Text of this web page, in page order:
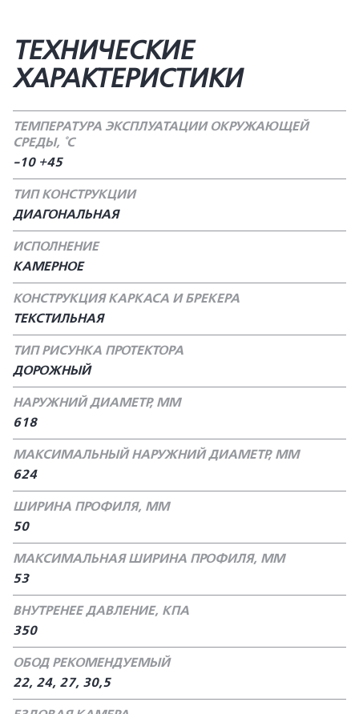
ТЕХНИЧЕСКИЕ
ХАРАКТЕРИСТИКИ
ТЕМПЕРАТУРА ЭКСПЛУАТАЦИИ ОКРУЖАЮЩЕЙ
СРЕДЫ, °С
-10 +45
ТИП КОНСТРУКЦИИ
ДИАГОНАЛЬНАЯ
ИСПОЛНЕНИЕ
КАМЕРНОЕ
КОНСТРУКЦИЯ КАРКАСА И БРЕКЕРА
ТЕКСТИЛЬНАЯ
ТИП РИСУНКА ПРОТЕКТОРА
ДОРОЖНЫЙ
НАРУЖНИЙ ДИАМЕТР, ММ
618
МАКСИМАЛЬНЫЙ НАРУЖНИЙ ДИАМЕТР, ММ
624
ШИРИНА ПРОФИЛЯ, ММ
50
МАКСИМАЛЬНАЯ ШИРИНА ПРОФИЛЯ, ММ
53
ВНУТРЕНЕЕ ДАВЛЕНИЕ, КПА
350
ОБОД РЕКОМЕНДУЕМЫЙ
22, 24, 27, 30,5